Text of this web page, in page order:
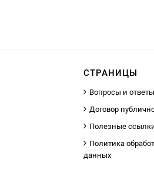
СТРАНИЦЫ
Вопросы и ответы
Договор
Полезные
Политика
данных